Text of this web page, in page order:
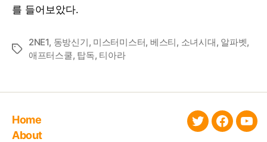
를 들어보았다.
Tags
2NE1, 동방신기, 미스터미스터, 베스티, 소녀시대, 알파벳,
애프터스쿨, 탑독, 티아라
Home
About
twitter